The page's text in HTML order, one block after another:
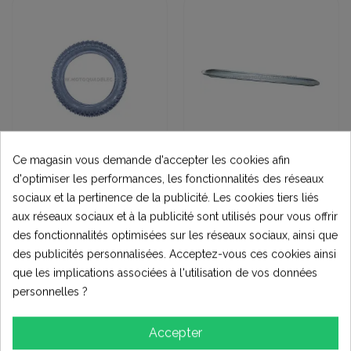
Pneus et roues
PNEU DIRT BIKE
CROSS 60x100-12
20,00 €
Ajouter au
panier
Destockage
LEVIER DEMONTE
PNEU 30cm
(8)
5,00 €
Ajouter au
Ce magasin vous demande d'accepter les cookies afin
d'optimiser les performances, les fonctionnalités des réseaux
sociaux et la pertinence de la publicité. Les cookies tiers liés
aux réseaux sociaux et à la publicité sont utilisés pour vous offrir
des fonctionnalités optimisées sur les réseaux sociaux, ainsi que
des publicités personnalisées. Acceptez-vous ces cookies ainsi
que les implications associées à l'utilisation de vos données
personnelles ?
Accepter